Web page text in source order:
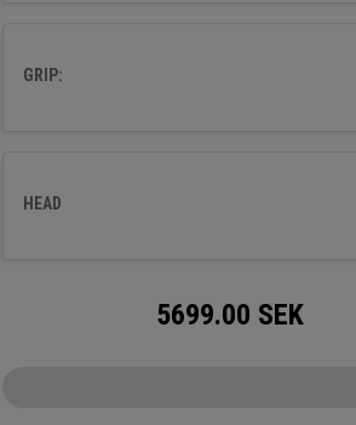
GRIP:
HEAD
5699.00 SEK